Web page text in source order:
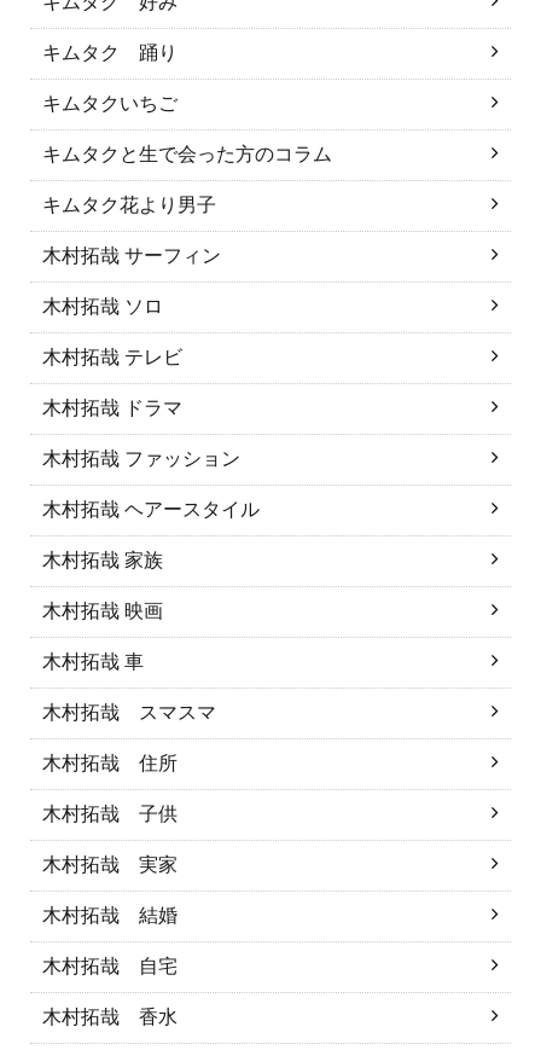
キムタク 踊り
キムタクいちご
キムタクと生で会った方のコラム
キムタク花より男子
木村拓哉 サーフィン
木村拓哉 ソロ
木村拓哉 テレビ
木村拓哉 ドラマ
木村拓哉 ファッション
木村拓哉 ヘアースタイル
木村拓哉 家族
木村拓哉 映画
木村拓哉 車
木村拓哉 スマスマ
木村拓哉 住所
木村拓哉 子供
木村拓哉 実家
木村拓哉 結婚
木村拓哉 自宅
木村拓哉 香水